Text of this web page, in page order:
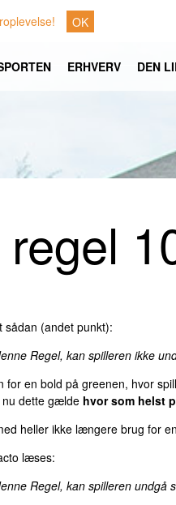
OK
ERHVERV DEN
sådan (andet punkt):
Regel, kan spilleren ikke
en bold på greenen, hvor
nu dette gælde hvor som helst
heller ikke længere brug for
læses:
Regel, kan spilleren undgå